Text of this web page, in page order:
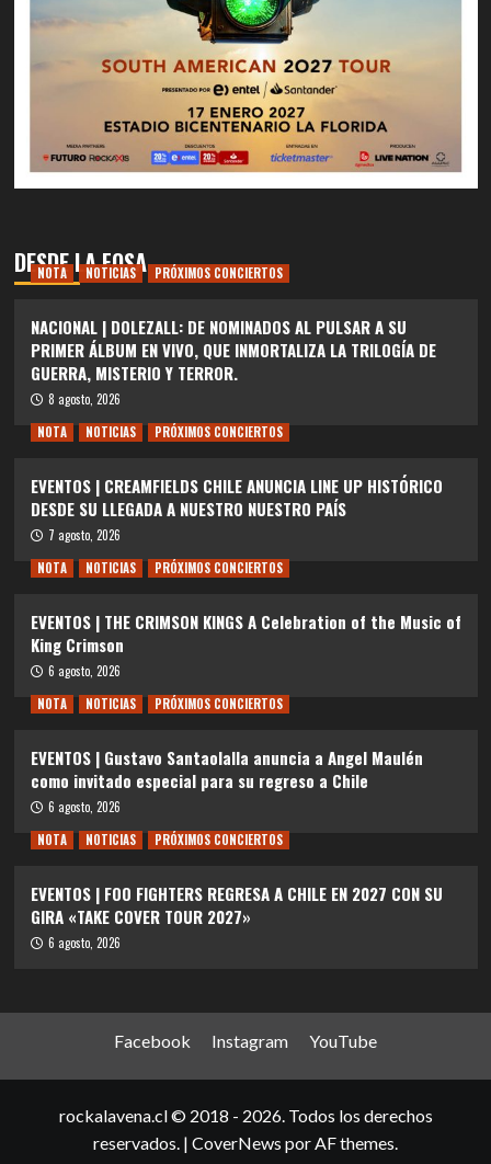
DESDE LA FOSA
NOTA NOTICIAS PRÓXIMOS CONCIERTOS
NACIONAL | DOLEZALL: DE NOMINADOS AL PULSAR A SU
PRIMER ÁLBUM EN VIVO, QUE INMORTALIZA LA TRILOGÍA DE
GUERRA, MISTERIO Y TERROR.
8 agosto, 2026
NOTA
NOTICIAS PRÓXIMOS CONCIERTOS
EVENTOS | CREAMFIELDS CHILE ANUNCIA LINE UP HISTÓRICO
DESDE SU LLEGADA A NUESTRO NUESTRO PAÍS
7 agosto, 2026
NOTA
NOTICIAS PRÓXIMOS CONCIERTOS
EVENTOS | THE CRIMSON KINGS A Celebration of the Music of
King Crimson
6 agosto, 2026
NOTA
NOTICIAS PRÓXIMOS CONCIERTOS
EVENTOS | Gustavo Santaolalla anuncia a Angel Maulén
como invitado especial para su regreso a Chile
6 agosto, 2026
NOTA
NOTICIAS PRÓXIMOS CONCIERTOS
EVENTOS | FOO FIGHTERS REGRESA A CHILE EN 2027 CON SU
GIRA «TAKE COVER TOUR 2027»
6 agosto, 2026
Facebook Instagram YouTube
rockalavena.cl © 2018 - 2026. Todos los derechos
reservados. | CoverNews por AF themes.